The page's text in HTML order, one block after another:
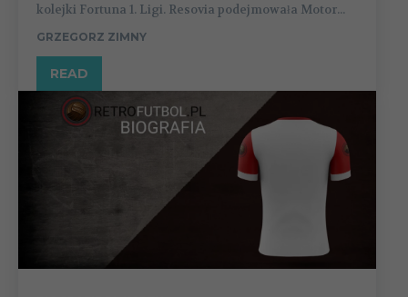
kolejki Fortuna 1. Ligi. Resovia podejmowała Motor...
GRZEGORZ ZIMNY
READ